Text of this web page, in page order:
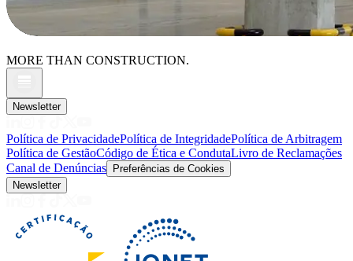
MORE THAN CONSTRUCTION.
Newsletter
Política de PrivacidadePolítica de IntegridadePolítica de Arbitragem
Política de GestãoCódigo de Ética e CondutaLivro de Reclamações
Canal de Denúncias
Preferências de Cookies
Newsletter